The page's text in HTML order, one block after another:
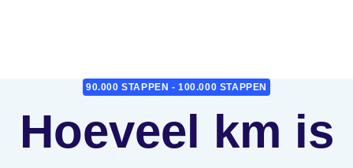
90.000 STAPPEN - 100.000 STAPPEN
Hoeveel km is